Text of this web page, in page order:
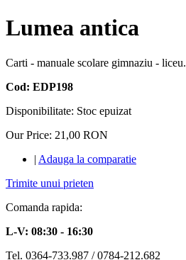
Lumea antica
Carti - manuale scolare gimnaziu - liceu.
Cod: EDP198
Disponibilitate: Stoc epuizat
Our Price: 21,00 RON
| Adauga la comparatie
Trimite unui prieten
Comanda rapida:
L-V: 08:30 - 16:30
Tel. 0364-733.987 / 0784-212.682